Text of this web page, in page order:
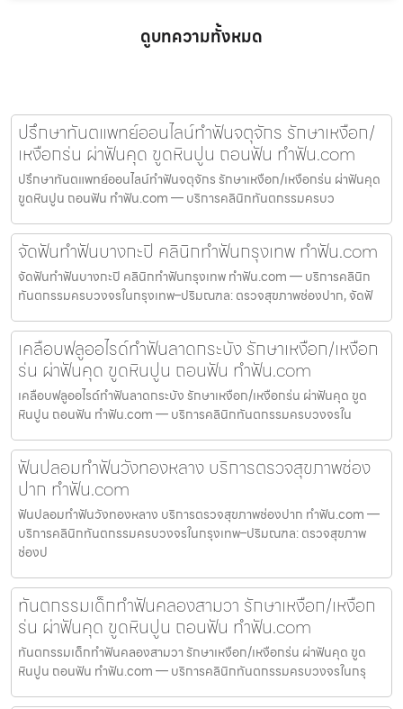
ดูบทความทั้งหมด
ปรึกษาทันตแพทย์ออนไลน์ทำฟันจตุจักร รักษาเหงือก/
เหงือกร่น ผ่าฟันคุด ขูดหินปูน ถอนฟัน ทำฟัน.com
ปรึกษาทันตแพทย์ออนไลน์ทำฟันจตุจักร รักษาเหงือก/เหงือกร่น ผ่าฟันคุด
ขูดหินปูน ถอนฟัน ทำฟัน.com — บริการคลินิกทันตกรรมครบว
จัดฟันทำฟันบางกะปิ คลินิกทำฟันกรุงเทพ ทำฟัน.com
จัดฟันทำฟันบางกะปิ คลินิกทำฟันกรุงเทพ ทำฟัน.com — บริการคลินิก
ทันตกรรมครบวงจรในกรุงเทพ–ปริมณฑล: ตรวจสุขภาพช่องปาก, จัดฟั
เคลือบฟลูออไรด์ทำฟันลาดกระบัง รักษาเหงือก/เหงือก
ร่น ผ่าฟันคุด ขูดหินปูน ถอนฟัน ทำฟัน.com
เคลือบฟลูออไรด์ทำฟันลาดกระบัง รักษาเหงือก/เหงือกร่น ผ่าฟันคุด ขูด
หินปูน ถอนฟัน ทำฟัน.com — บริการคลินิกทันตกรรมครบวงจรใน
ฟันปลอมทำฟันวังทองหลาง บริการตรวจสุขภาพช่อง
ปาก ทำฟัน.com
ฟันปลอมทำฟันวังทองหลาง บริการตรวจสุขภาพช่องปาก ทำฟัน.com —
บริการคลินิกทันตกรรมครบวงจรในกรุงเทพ–ปริมณฑล: ตรวจสุขภาพ
ช่องป
ทันตกรรมเด็กทำฟันคลองสามวา รักษาเหงือก/เหงือก
ร่น ผ่าฟันคุด ขูดหินปูน ถอนฟัน ทำฟัน.com
ทันตกรรมเด็กทำฟันคลองสามวา รักษาเหงือก/เหงือกร่น ผ่าฟันคุด ขูด
หินปูน ถอนฟัน ทำฟัน.com — บริการคลินิกทันตกรรมครบวงจรในกรุ